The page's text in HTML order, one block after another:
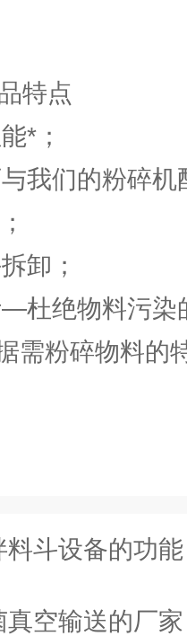
特点
*；
我们的粉碎机
卸；
杜绝物料污染
需粉碎物料的
料斗设备的功能
真空输送的厂家